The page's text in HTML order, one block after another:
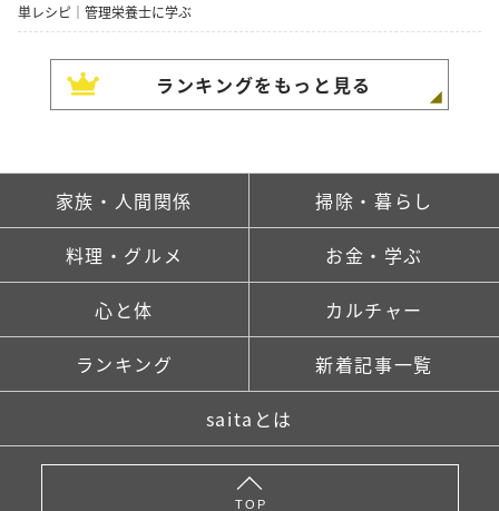
単レシピ｜管理栄養士に学ぶ
ランキングをもっと見る
家族・人間関係 掃除・暮らし
料理・グルメ お金・学ぶ
心と体 カルチャー
ランキング 新着記事一覧
saitaとは
TOP